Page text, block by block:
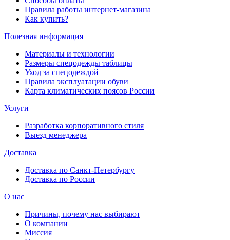
Правила работы интернет-магазина
Как купить?
Полезная информация
Материалы и технологии
Размеры спецодежды таблицы
Уход за спецодеждой
Правила эксплуатации обуви
Карта климатических поясов России
Услуги
Разработка корпоративного стиля
Выезд менеджера
Доставка
Доставка по Санкт-Петербургу
Доставка по России
О нас
Причины, почему нас выбирают
О компании
Миссия